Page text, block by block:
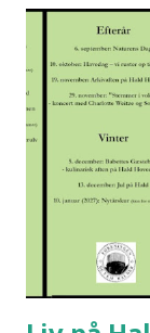
økonomisk
offentlige
temaer:
Naturture,
plantefarvning
oplæsninger,
Hvem kan
vi modtager